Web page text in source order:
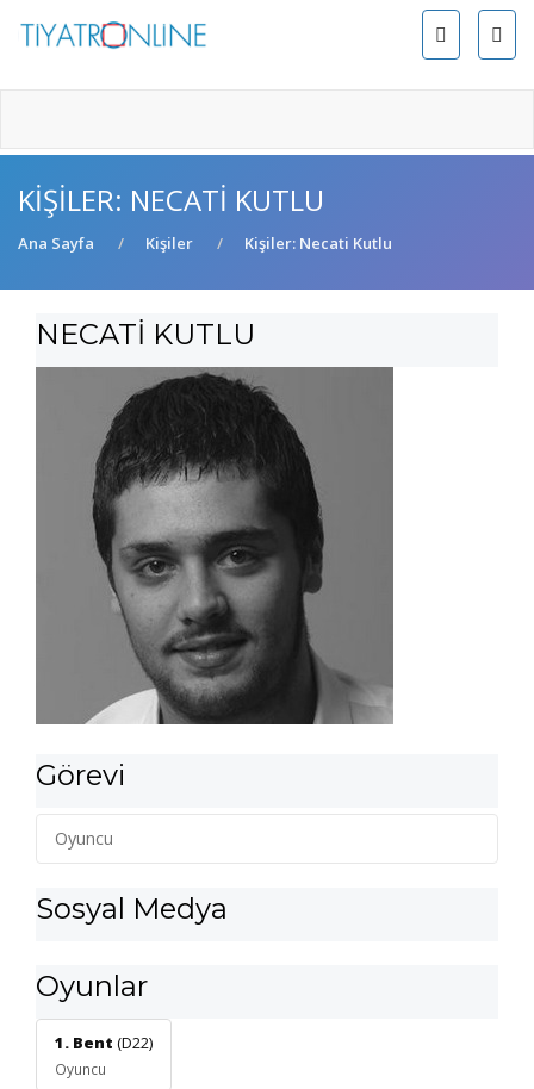
KIŞILER: NECATI KUTLU
Ana Sayfa Kişiler Kişiler: Necati Kutlu
NECATİ KUTLU
Görevi
Oyuncu
Sosyal Medya
Oyunlar
1. Bent (D22)
Oyuncu